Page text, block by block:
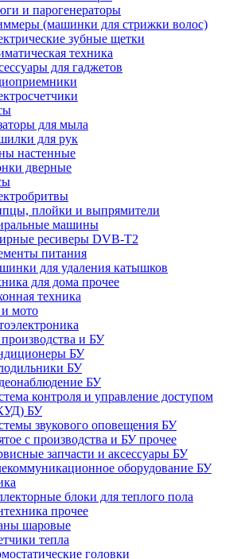
и парогенераторы
(машинки для стрижки волос)
зубные щетки
техника
для гаджетов
для мыла
для рук
настенные
дверные
плойки и выпрямители
машины
ресиверы DVB-T2
питания
для удаления катышков
для дома прочее
техника
и мото
и БУ
БУ
БУ
БУ
контроля и управление доступом
БУ
звукового оповещения БУ
с производства и БУ прочее
запчасти и аксессуары БУ
оборудование БУ
блоки для теплого пола
прочее
шаровые
тепла
головки